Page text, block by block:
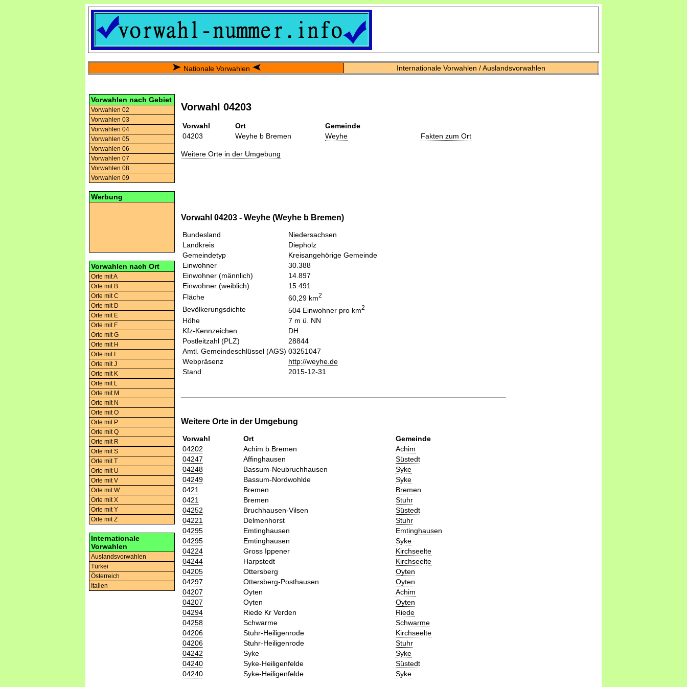
Nationale Vorwahlen Internationale Vorwahlen / Auslandsvorwahlen
Vorwahlen nach Gebiet
Vorwahlen 02
Vorwahlen 03
Vorwahlen 04
Vorwahlen 05
Vorwahlen 06
Vorwahlen 07
Vorwahlen 08
Vorwahlen 09
Werbung
Vorwahlen nach Ort
Orte mit A
Orte mit B
Orte mit C
Orte mit D
Orte mit E
Orte mit F
Orte mit G
Orte mit H
Orte mit I
Orte mit J
Orte mit K
Orte mit L
Orte mit M
Orte mit N
Orte mit O
Orte mit P
Orte mit Q
Orte mit R
Orte mit S
Orte mit T
Orte mit U
Orte mit V
Orte mit W
Orte mit X
Orte mit Y
Orte mit Z
Internationale
Vorwahlen
Auslandsvorwahlen
Türkei
Österreich
Italien
Vorwahl 04203
Vorwahl Ort
Gemeinde
04203
Weyhe b Bremen Weyhe Fakten zum Ort
Weitere Orte in der Umgebung
Vorwahl 04203 - Weyhe (Weyhe b Bremen)
Bundesland
Niedersachsen
Landkreis
Diepholz
Gemeindetyp
Kreisangehörige Gemeinde
Einwohner
30.388
Einwohner (männlich)
14.897
Einwohner (weiblich)
15.491
Fläche
60,29 km2
Bevölkerungsdichte 504 Einwohner pro km2
Höhe
7 m ü. NN
Kfz-Kennzeichen
DH
Postleitzahl (PLZ)
28844
Amtl. Gemeindeschlüssel (AGS) 03251047
Webpräsenz
http://weyhe.de
Stand
2015-12-31
Weitere Orte in der Umgebung
Vorwahl Ort
Gemeinde
04202
Achim b Bremen
Achim
04247
Affinghausen
Süstedt
04248
Bassum-Neubruchhausen
Syke
04249
Bassum-Nordwohlde
Syke
0421
Bremen
Bremen
0421
Bremen
Stuhr
04252
Bruchhausen-Vilsen
Süstedt
04221
Delmenhorst
Stuhr
04295
Emtinghausen
Emtinghausen
04295
Emtinghausen
Syke
04224
Gross Ippener
Kirchseelte
04244
Harpstedt
Kirchseelte
04205
Ottersberg
Oyten
04297
Ottersberg-Posthausen
Oyten
04207
Oyten
Achim
04207
Oyten
Oyten
04294
Riede Kr Verden
Riede
04258
Schwarme
Schwarme
04206
Stuhr-Heiligenrode
Kirchseelte
04206
Stuhr-Heiligenrode
Stuhr
04242
Syke
Syke
04240
Syke-Heiligenfelde
Süstedt
04240
Syke-Heiligenfelde Syke